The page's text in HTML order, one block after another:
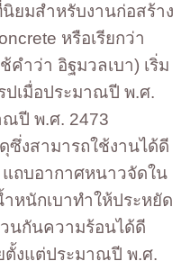
ยมสำหรับงานก่อสร้าง
หรือเรียกว่า
ำว่า อิฐมวลเบา) เริ่ม
เมื่อประมาณปี พ.ศ.
ณปี พ.ศ. 2473
ซึ่งสามารถใช้งานได้ดี
ถบอากาศหนาวจัดใน
หนักเบาทำให้ประหยัด
นกันความร้อนได้ดี
ตั้งแต่ประมาณปี พ.ศ.